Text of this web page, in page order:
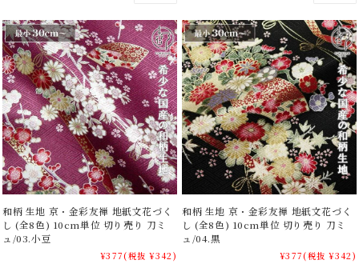
和柄 生地 京・金彩友禅 地紙文花づく
し (全8色) 10cm単位 切り売り 刀ミ
ュ/03.小豆
¥377(税抜 ¥342)
和柄 生地 京・金彩友禅 地紙文花づく
し (全8色) 10cm単位 切り売り 刀ミ
ュ/04.黒
¥377(税抜 ¥342)